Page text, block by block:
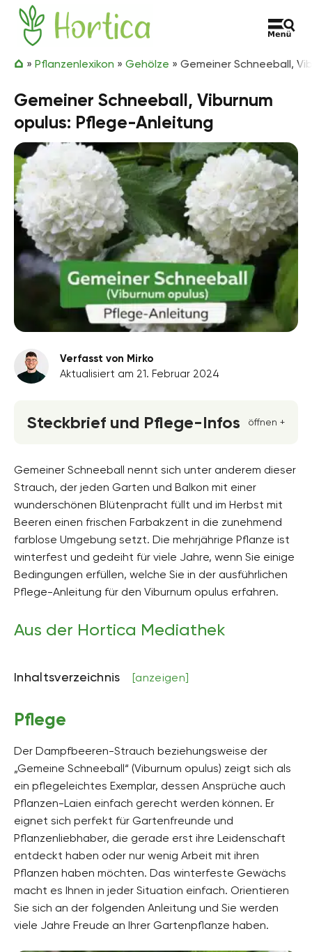
Zum Inhalt springen
Hortica
» Pflanzenlexikon » Gehölze » Gemeiner Schneeball,
Gemeiner Schneeball, Viburnum
opulus: Pflege-Anleitung
Verfasst von Mirko
Aktualisiert am 21. Februar 2024
Steckbrief und Pflege-Infos öffnen +
rosa, weiss
Standort
Halbschatten, Absonnig, Sonnig
Blütezeit
Mai, Juni
Wuchsform
aufrecht, ausladend, buschig, mehrjährig,
Halbstrauch, horstbildend, Überhängend
Höhe
Bodenart
sandig, lehmig, tonig
mäßig trocken, frisch
pH-Wert
neutral, schwach sauer, alkalisch
Kalkverträglichkeit
Kalktolerant
Humus
Giftig
Ja
Moschuskrautgewächse, Adoxaceae
Gemeiner Schneeball nennt sich unter anderem dieser
Strauch, der jeden Garten und Balkon mit einer
wunderschönen Blütenpracht füllt und im Herbst mit
Beeren einen frischen Farbakzent in die zunehmend
farblose Umgebung setzt. Die mehrjährige Pflanze ist
winterfest und gedeiht für viele Jahre, wenn Sie einige
Bedingungen erfüllen, welche Sie in der ausführlichen
Pflege-Anleitung für den Viburnum opulus erfahren.
Aus der Hortica Mediathek
Inhaltsverzeichnis [anzeigen]
Pflege
Der Dampfbeeren-Strauch beziehungsweise der
„Gemeine Schneeball“ (Viburnum opulus) zeigt sich als
ein pflegeleichtes Exemplar, dessen Ansprüche auch
Pflanzen-Laien einfach gerecht werden können. Er
eignet sich perfekt für Gartenfreunde und
Pflanzenliebhaber, die gerade erst ihre Leidenschaft
entdeckt haben oder nur wenig Arbeit mit ihren
Pflanzen haben möchten. Das winterfeste Gewächs
macht es Ihnen in jeder Situation einfach. Orientieren
Sie sich an der folgenden Anleitung und Sie werden
viele Jahre Freude an Ihrer Gartenpflanze haben.